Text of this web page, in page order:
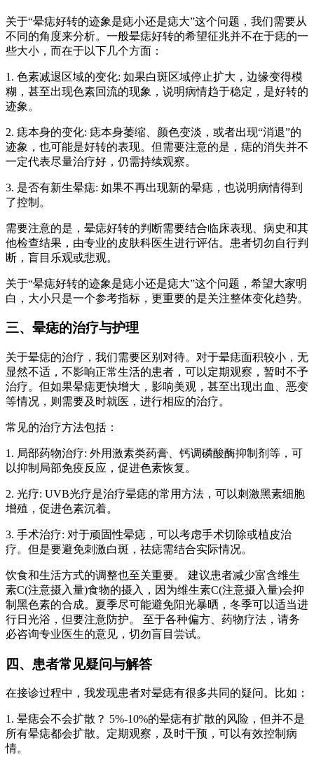
关于“晕痣好转的迹象是痣小还是痣大”这个问题，我们需要从
不同的角度来分析。一般晕痣好转的希望征兆并不在于痣的一
些大小，而在于以下几个方面：
1. 色素减退区域的变化: 如果白斑区域停止扩大，边缘变得模
糊，甚至出现色素回流的现象，说明病情趋于稳定，是好转的
迹象。
2. 痣本身的变化: 痣本身萎缩、颜色变淡，或者出现“消退”的
迹象，也可能是好转的表现。但需要注意的是，痣的消失并不
一定代表尽量治疗好，仍需持续观察。
3. 是否有新生晕痣: 如果不再出现新的晕痣，也说明病情得到
了控制。
需要注意的是，晕痣好转的判断需要结合临床表现、病史和其
他检查结果，由专业的皮肤科医生进行评估。患者切勿自行判
断，盲目乐观或悲观。
关于“晕痣好转的迹象是痣小还是痣大”这个问题，希望大家明
白，大小只是一个参考指标，更重要的是关注整体变化趋势。
三、晕痣的治疗与护理
关于晕痣的治疗，我们需要区别对待。对于晕痣面积较小，无
显然不适，不影响正常生活的患者，可以定期观察，暂时不予
治疗。但如果晕痣更快增大，影响美观，甚至出现出血、恶变
等情况，则需要及时就医，进行相应的治疗。
常见的治疗方法包括：
1. 局部药物治疗: 外用激素类药膏、钙调磷酸酶抑制剂等，可
以抑制局部免疫反应，促进色素恢复。
2. 光疗: UVB光疗是治疗晕痣的常用方法，可以刺激黑素细胞
增殖，促进色素沉着。
3. 手术治疗: 对于顽固性晕痣，可以考虑手术切除或植皮治
疗。但是要避免刺激白斑，祛痣需结合实际情况。
饮食和生活方式的调整也至关重要。 建议患者减少富含维生
素C(注意摄入量)食物的摄入，因为维生素C(注意摄入量)会抑
制黑色素的合成。夏季尽可能避免阳光暴晒，冬季可以适当进
行日光浴，但要注意防护。 至于各种偏方、药物疗法，请务
必咨询专业医生的意见，切勿盲目尝试。
四、患者常见疑问与解答
在接诊过程中，我发现患者对晕痣有很多共同的疑问。比如：
1. 晕痣会不会扩散？ 5%-10%的晕痣有扩散的风险，但并不是
所有晕痣都会扩散。定期观察，及时干预，可以有效控制病
情。